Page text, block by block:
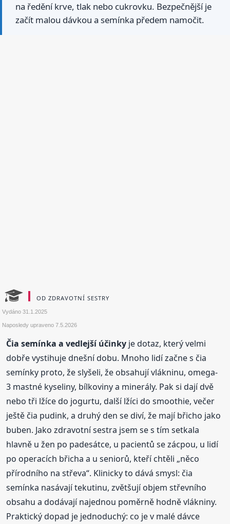
na ředění krve, tlak nebo cukrovku. Bezpečnější je
začít malou dávkou a semínka předem namočit.
OD ZDRAVOTNÍ SESTRY
Vydáno31.1.2025
Naposledy upraveno7.5.2026
Čia semínka a vedlejší účinky je dotaz, který velmi
dobře vystihuje dnešní dobu. Mnoho lidí začne s čia
semínky proto, že slyšeli, že obsahují vlákninu, omega-
3 mastné kyseliny, bílkoviny a minerály. Pak si dají dvě
nebo tři lžíce do jogurtu, další lžíci do smoothie, večer
ještě čia pudink, a druhý den se diví, že mají břicho jako
buben. Jako zdravotní sestra jsem se s tím setkala
hlavně u žen po padesátce, u pacientů se zácpou, u lidí
po operacích břicha a u seniorů, kteří chtěli „něco
přírodního na střeva“. Klinicky to dává smysl: čia
semínka nasávají tekutinu, zvětšují objem střevního
obsahu a dodávají najednou poměrně hodně vlákniny.
Praktický dopad je jednoduchý: co je v malé dávce